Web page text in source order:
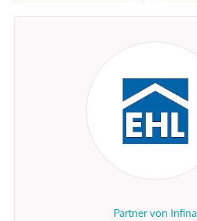
Partner von Infina